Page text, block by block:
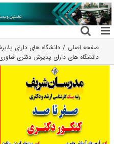
رفتن
به
محتوا
صفحه اصلی دانشگاه های دارای
دانشگاه های دارای پذیرش دکتری ﻓﻨﺎوری